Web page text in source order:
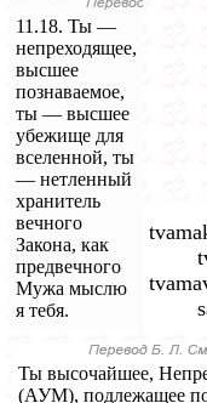
11.18. Ты —
непреходящее,
высшее
познаваемое,
ты — высшее
убежище для
вселенной, ты
— нетленный
хранитель
вечного
Закона, как
предвечного
Мужа мыслю
я тебя.
Ты высочайшее,
(АУМ), подлежащее